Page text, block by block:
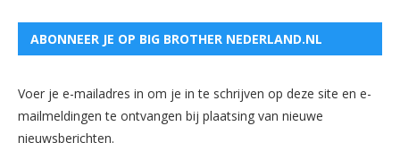
ABONNEER JE OP BIG BROTHER NEDERLAND.NL
Voer je e-mailadres in om je in te schrijven op deze site en e-
mailmeldingen te ontvangen bij plaatsing van nieuwe
nieuwsberichten.